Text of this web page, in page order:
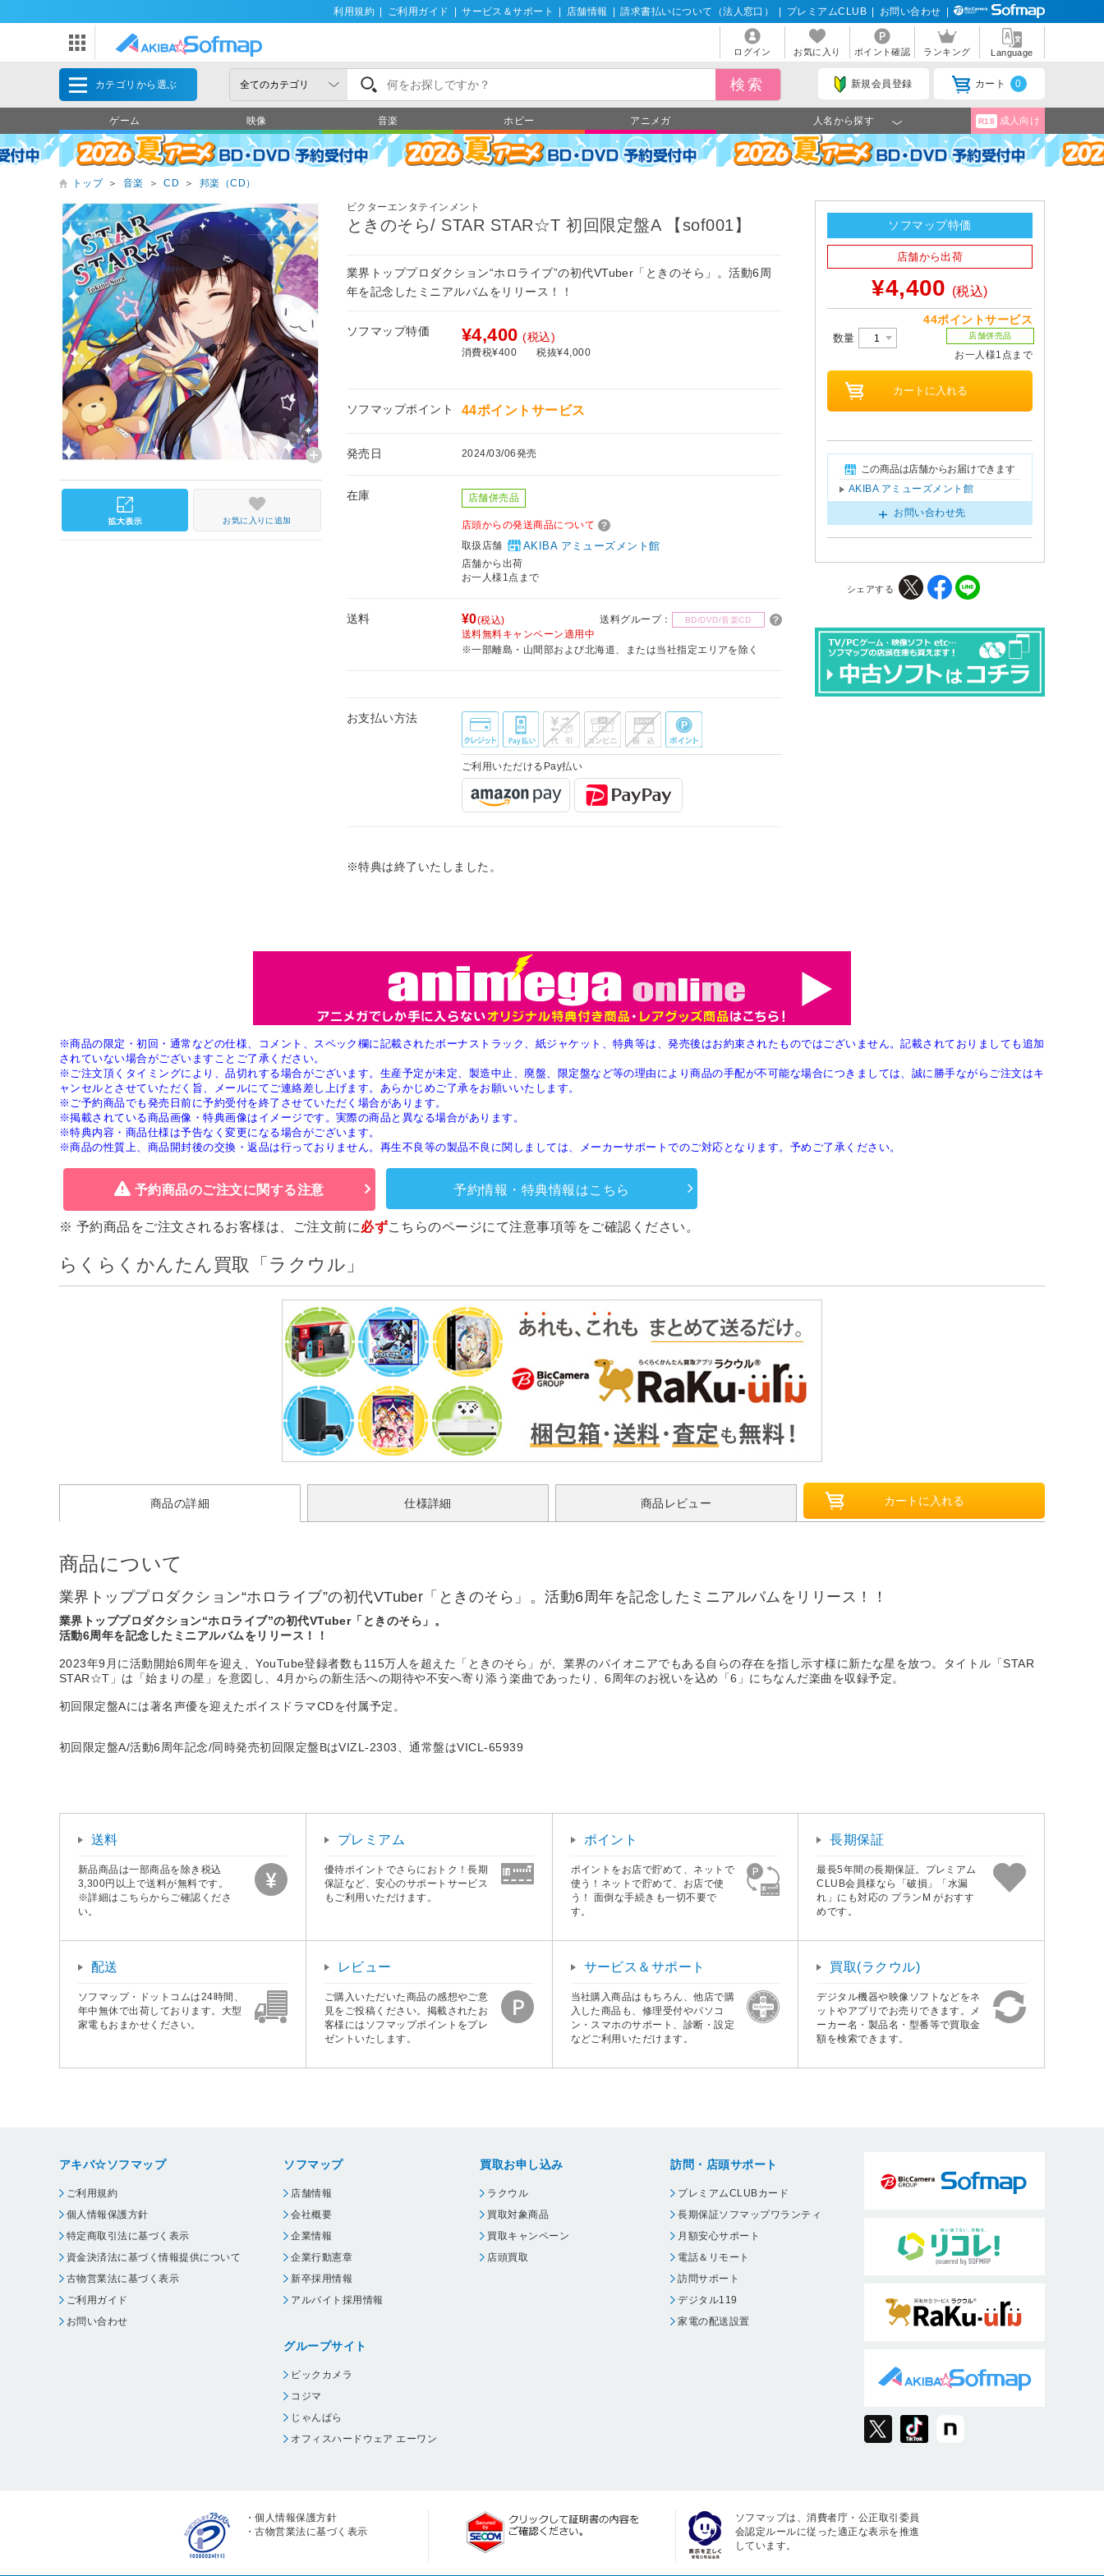
利用規約 ご利用ガイド サービス＆サポート 店舗情報 請求書払いについて（法人窓口） プレミアムCLUB お問い合わせ
ログイン お気に入り ポイント確認 ランキング Language
カテゴリから選ぶ 新規会員登録 カート 0
ゲーム 映像 音楽 ホビー アニメガ 人名から探す R18 成人向け
トップ ＞ 音楽 ＞ CD ＞ 邦楽（CD）
ビクターエンタテインメント
ときのそら/ STAR STAR☆T 初回限定盤A 【sof001】
業界トッププロダクション“ホロライブ”の初代VTuber「ときのそら」。活動6周
年を記念したミニアルバムをリリース！！
ソフマップ特価 ¥4,400 (税込)
消費税¥400 税抜¥4,000
ソフマップポイント 44ポイントサービス
発売日 2024/03/06発売
在庫 店舗併売品
店頭からの発送商品について
取扱店舗
AKIBA アミューズメント館
店舗から出荷
お一人様1点まで
送料 ¥0(税込) 送料グループ： BD/DVD/音楽CD
送料無料キャンペーン適用中
※一部離島・山間部および北海道、または当社指定エリアを除く
お支払い方法
ご利用いただけるPay払い
※特典は終了いたしました。
お気に入りに追加
ソフマップ特価
店舗から出荷
¥4,400 (税込)
44ポイントサービス
数量 店舗併売品
お一人様1点まで
この商品は店舗からお届けできます
AKIBA アミューズメント館
お問い合わせ先
シェアする
※商品の限定・初回・通常などの仕様、コメント、スペック欄に記載されたボーナストラック、紙ジャケット、特典等は、発売後はお約束されたものではございません。記載されておりましても追加
されていない場合がございますことご了承ください。
※ご注文頂くタイミングにより、品切れする場合がございます。生産予定が未定、製造中止、廃盤、限定盤など等の理由により商品の手配が不可能な場合につきましては、誠に勝手ながらご注文はキ
ャンセルとさせていただく旨、メールにてご連絡差し上げます。あらかじめご了承をお願いいたします。
※ご予約商品でも発売日前に予約受付を終了させていただく場合があります。
※掲載されている商品画像・特典画像はイメージです。実際の商品と異なる場合があります。
※特典内容・商品仕様は予告なく変更になる場合がございます。
※商品の性質上、商品開封後の交換・返品は行っておりません。再生不良等の製品不良に関しましては、メーカーサポートでのご対応となります。予めご了承ください。
予約商品のご注文に関する注意 予約情報・特典情報はこちら
※ 予約商品をご注文されるお客様は、ご注文前に必ずこちらのページにて注意事項等をご確認ください。
らくらくかんたん買取「ラクウル」
商品の詳細 仕様詳細 商品レビュー
商品について
業界トッププロダクション“ホロライブ”の初代VTuber「ときのそら」。活動6周年を記念したミニアルバムをリリース！！
業界トッププロダクション“ホロライブ”の初代VTuber「ときのそら」。
活動6周年を記念したミニアルバムをリリース！！
2023年9月に活動開始6周年を迎え、YouTube登録者数も115万人を超えた「ときのそら」が、業界のパイオニアでもある自らの存在を指し示す様に新たな星を放つ。タイトル「STAR
STAR☆T」は「始まりの星」を意図し、4月からの新生活への期待や不安へ寄り添う楽曲であったり、6周年のお祝いを込め「6」にちなんだ楽曲を収録予定。
初回限定盤Aには著名声優を迎えたボイスドラマCDを付属予定。
初回限定盤A/活動6周年記念/同時発売初回限定盤BはVIZL-2303、通常盤はVICL-65939
送料
新品商品は一部商品を除き税込
3,300円以上で送料が無料です。
※詳細はこちらからご確認くださ
い。
プレミアム
優待ポイントでさらにおトク！長期
保証など、安心のサポートサービス
もご利用いただけます。
ポイント
ポイントをお店で貯めて、ネットで
使う！ネットで貯めて、お店で使
う！ 面倒な手続きも一切不要で
す。
長期保証
最長5年間の長期保証。プレミアム
CLUB会員様なら「破損」「水漏
れ」にも対応の プランM がおすす
めです。
配送
ソフマップ・ドットコムは24時間、
年中無休で出荷しております。大型
家電もおまかせください。
レビュー
ご購入いただいた商品の感想やご意
見をご投稿ください。掲載されたお
客様にはソフマップポイントをプレ
ゼントいたします。
サービス＆サポート
当社購入商品はもちろん、他店で購
入した商品も、修理受付やパソコ
ン・スマホのサポート、診断・設定
などご利用いただけます。
買取(ラクウル)
デジタル機器や映像ソフトなどをネ
ットやアプリでお売りできます。メ
ーカー名・製品名・型番等で買取金
額を検索できます。
アキバ☆ソフマップ
ご利用規約
個人情報保護方針
特定商取引法に基づく表示
資金決済法に基づく情報提供について
古物営業法に基づく表示
ご利用ガイド
お問い合わせ
ソフマップ
店舗情報
会社概要
企業情報
企業行動憲章
新卒採用情報
アルバイト採用情報
グループサイト
ビックカメラ
コジマ
じゃんぱら
オフィスハードウェア エーワン
買取お申し込み
ラクウル
買取対象商品
買取キャンペーン
店頭買取
訪問・店頭サポート
プレミアムCLUBカード
長期保証ソフマップワランティ
月額安心サポート
電話＆リモート
訪問サポート
デジタル119
家電の配送設置
・個人情報保護方針
・古物営業法に基づく表示
ソフマップは、消費者庁・公正取引委員
会認定ルールに従った適正な表示を推進
しています。